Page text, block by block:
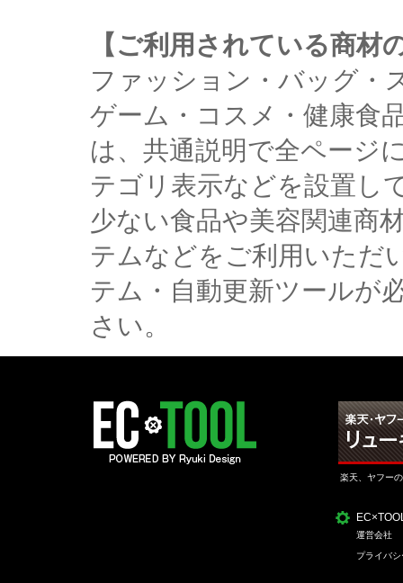
【ご利用されている商材
ファッション・バッグ・
ゲーム・コスメ・健康食
は、共通説明で全ページ
テゴリ表示などを設置し
少ない食品や美容関連商
テムなどをご利用いただ
テム・自動更新ツールが
さい。
楽天、ヤフー
運営会社
プライバ